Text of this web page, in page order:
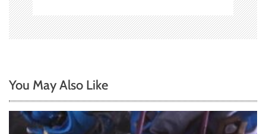
You May Also Like